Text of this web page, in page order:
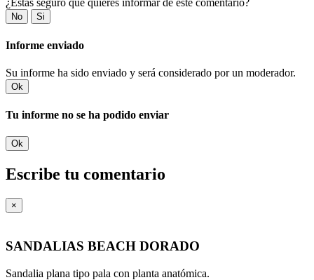
¿Estás seguro que quieres informar de este comentario?
No Si
Informe enviado
Su informe ha sido enviado y será considerado por un moderador.
Ok
Tu informe no se ha podido enviar
Ok
Escribe tu comentario
×
SANDALIAS BEACH DORADO
Sandalia plana tipo pala con planta anatómica.